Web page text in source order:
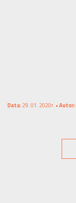
Data:29. 01. 2020r. •Autor: